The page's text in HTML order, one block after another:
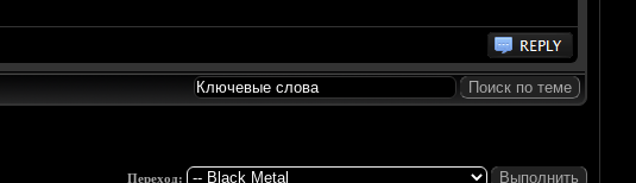
Переход: